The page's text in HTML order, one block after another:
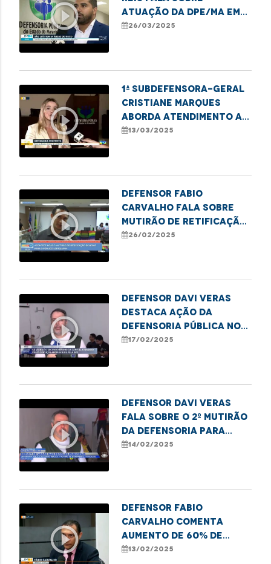
play_circle_outline
atuação da DPE/MA em
casos de áreas de risco
26/03/2025
play_circle_outline
1ª Subdefensora-geral
Cristiane Marques
aborda atendimento a
mulheres vítimas de
13/03/2025
play_circle_outline
Defensor Fabio
Carvalho fala sobre
Mutirão de Retificação
que garante direitos
26/02/2025
play_circle_outline
Defensor Davi Veras
destaca ação da
Defensoria Pública no
Mutirão de matrícula
17/02/2025
play_circle_outline
Defensor Davi Veras
fala sobre o 2º mutirão
da Defensoria para
déficit de vagas em SL
14/02/2025
play_circle_outline
Defensor Fabio
Carvalho comenta
aumento de 60% de
moradores de rua e
13/02/2025